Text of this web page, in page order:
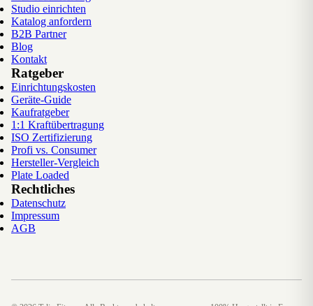
Studio einrichten
Katalog anfordern
B2B Partner
Blog
Kontakt
Ratgeber
Einrichtungskosten
Geräte-Guide
Kaufratgeber
1:1 Kraftübertragung
ISO Zertifizierung
Profi vs. Consumer
Hersteller-Vergleich
Plate Loaded
Rechtliches
Datenschutz
Impressum
AGB